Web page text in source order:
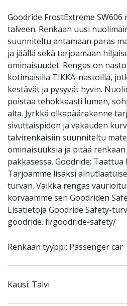
Goodride FrostExtreme
talveen. Renkaan uusi
suunniteltu antamaan paras
ja jäällä sekä tarjoamaan
ominaisuudet. Rengas on
kotimaisilla TIKKA-nastoilla,
kestävät ja pysyvät hyvin.
poistaa tehokkaasti lumen,
alta. Jyrkkä olkapäärakenne
sivuttaispidon ja vakauden
talvirenkaisiin suunniteltu
ominaisuuksia ja pitää
pakkasessa. Goodride:
Tarjoamme lisäksi
turvan. Vaikka rengas
korvaamme sen Goodriden
Lisätietoja Goodride Safety-
goodride. fi/goodride-safety/
Renkaan tyyppi: Passenger car
Kausi: Talvi